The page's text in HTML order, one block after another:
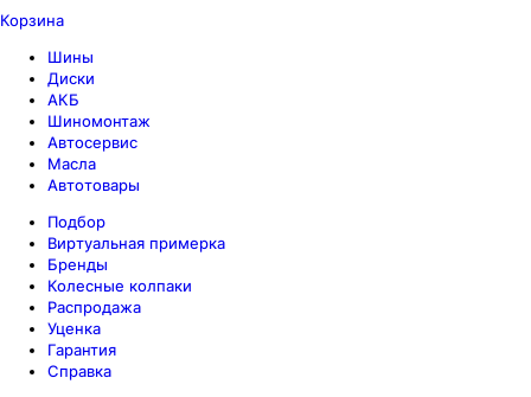
Корзина
Шины
Диски
АКБ
Шиномонтаж
Автосервис
Масла
Автотовары
Подбор
Виртуальная примерка
Бренды
Колесные колпаки
Распродажа
Уценка
Гарантия
Справка